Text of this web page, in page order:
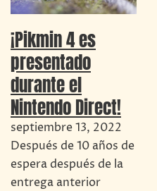
¡Pikmin 4 es
presentado
durante el
Nintendo Direct!
septiembre 13, 2022
Después de 10 años de
espera después de la
entrega anterior